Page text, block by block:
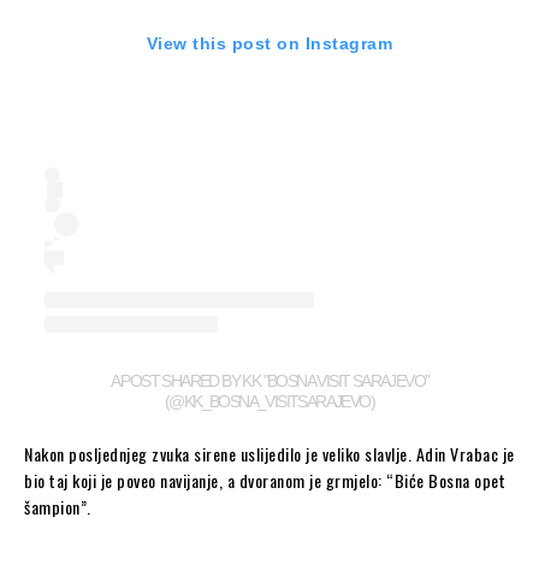
View this post on Instagram
A POST SHARED BY KK "BOSNA VISIT SARAJEVO”
(@KK_BOSNA_VISITSARAJEVO)
Nakon posljednjeg zvuka sirene uslijedilo je veliko slavlje. Adin Vrabac je
bio taj koji je poveo navijanje, a dvoranom je grmjelo: “Biće Bosna opet
šampion”.